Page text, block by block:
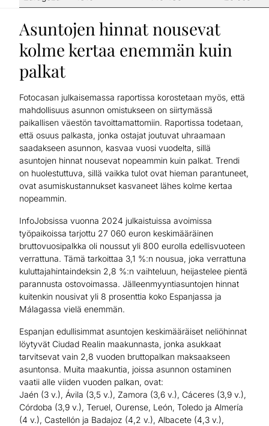
Asuntojen hinnat nousevat
kolme kertaa enemmän kuin
palkat
Fotocasan julkaisemassa raportissa korostetaan myös, että
mahdollisuus asunnon omistukseen on siirtymässä
paikallisen väestön tavoittamattomiin. Raportissa todetaan,
että osuus palkasta, jonka ostajat joutuvat uhraamaan
saadakseen asunnon, kasvaa vuosi vuodelta, sillä
asuntojen hinnat nousevat nopeammin kuin palkat. Trendi
on huolestuttuva, sillä vaikka tulot ovat hieman parantuneet,
ovat asumiskustannukset kasvaneet lähes kolme kertaa
nopeammin.
InfoJobsissa vuonna 2024 julkaistuissa avoimissa
työpaikoissa tarjottu 27 060 euron keskimääräinen
bruttovuosipalkka oli noussut yli 800 eurolla edellisvuoteen
verrattuna. Tämä tarkoittaa 3,1 %:n nousua, joka verrattuna
kuluttajahintaindeksin 2,8 %:n vaihteluun, heijastelee pientä
parannusta ostovoimassa. Jälleenmyyntiasuntojen hinnat
kuitenkin nousivat yli 8 prosenttia koko Espanjassa ja
Málagassa vielä enemmän.
Espanjan edullisimmat asuntojen keskimääräiset neliöhinnat
löytyvät Ciudad Realin maakunnasta, jonka asukkaat
tarvitsevat vain 2,8 vuoden bruttopalkan maksaakseen
asuntonsa. Muita maakuntia, joissa asunnon ostaminen
vaatii alle viiden vuoden palkan, ovat:
Jaén (3 v.), Ávila (3,5 v.), Zamora (3,6 v.), Cáceres (3,9 v.),
Córdoba (3,9 v.), Teruel, Ourense, León, Toledo ja Almería
(4 v.), Castellón ja Badajoz (4,2 v.), Albacete (4,3 v.),